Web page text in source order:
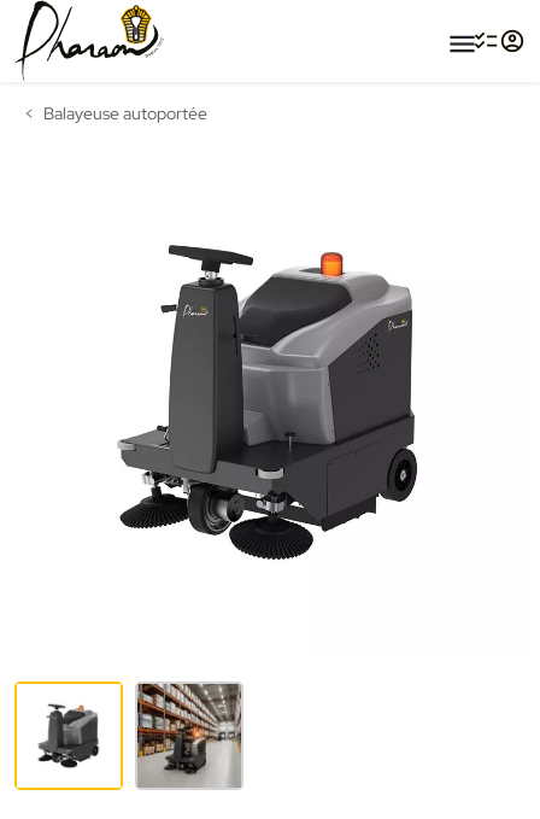
menu
Balayeuse autoportée